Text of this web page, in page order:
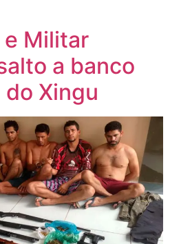
e Militar
a banco
do Xingu